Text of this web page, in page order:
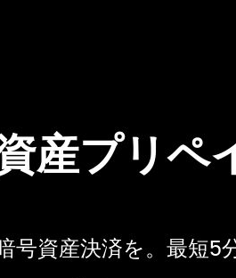
産プリペ
号資産決済を。最短5